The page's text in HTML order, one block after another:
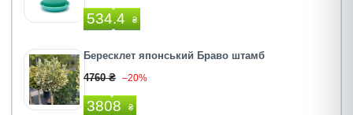
534.4 ₴
Бересклет японський Браво штамб
4760 ₴ –20%
3808 ₴